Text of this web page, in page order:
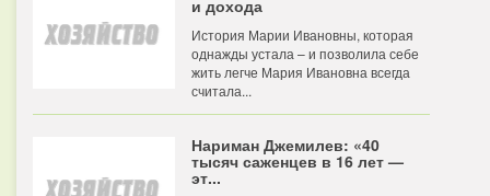
и дохода
История Марии Ивановны, которая
однажды устала – и позволила себе
жить легче Мария Ивановна всегда
считала...
Нариман Джемилев: «40
тысяч саженцев в 16 лет —
эт...